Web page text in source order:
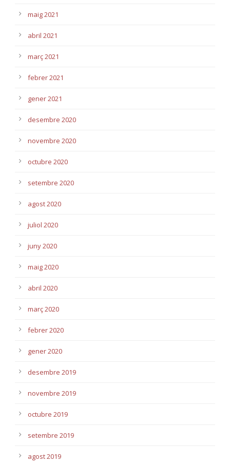
maig 2021
abril 2021
març 2021
febrer 2021
gener 2021
desembre 2020
novembre 2020
octubre 2020
setembre 2020
agost 2020
juliol 2020
juny 2020
maig 2020
abril 2020
març 2020
febrer 2020
gener 2020
desembre 2019
novembre 2019
octubre 2019
setembre 2019
agost 2019